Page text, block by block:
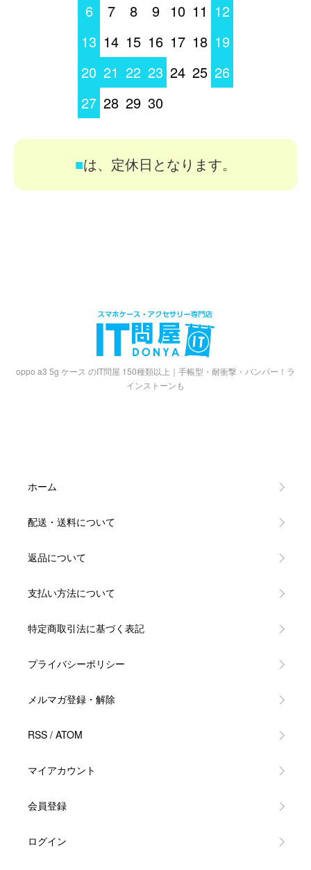
6
7 8 9 10 11 12
13 14 15 16 17 18 19
20 21 22 23 24 25 26
27 28 29 30
■は、定休日となります。
oppo a3 5g ケース のIT問屋 150種類以上｜手帳型・耐衝撃・バンパー！ラ
インストーンも
ホーム
配送・送料について
返品について
支払い方法について
特定商取引法に基づく表記
プライバシーポリシー
メルマガ登録・解除
RSS / ATOM
マイアカウント
会員登録
ログイン